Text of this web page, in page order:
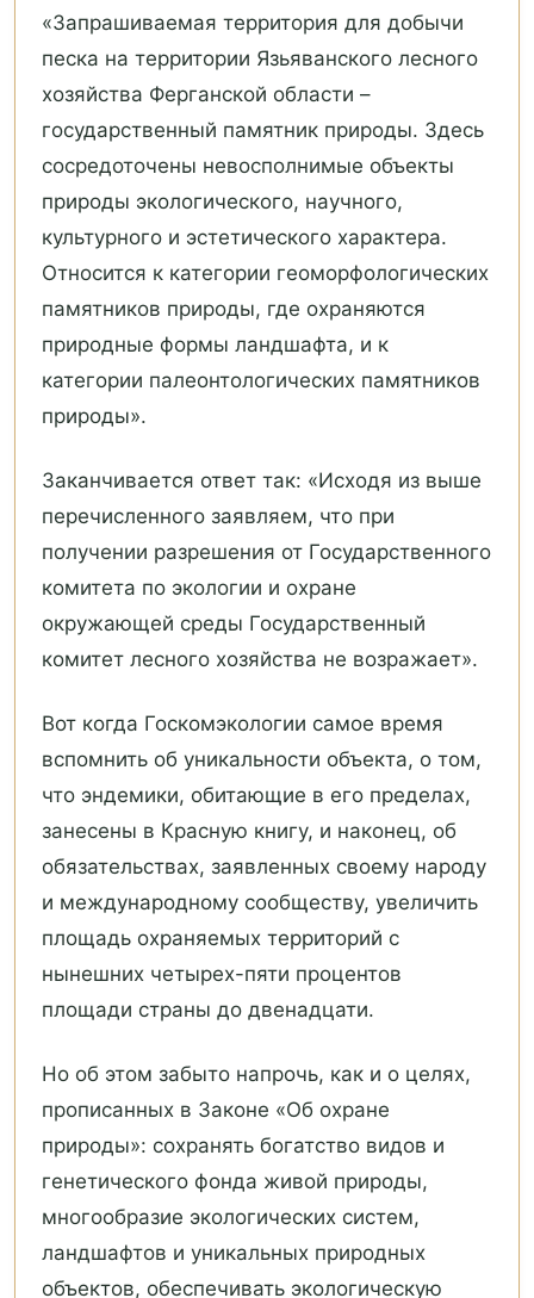
«Запрашиваемая территория для добычи
песка на территории Язьяванского лесного
хозяйства Ферганской области –
государственный памятник природы. Здесь
сосредоточены невосполнимые объекты
природы экологического, научного,
культурного и эстетического характера.
Относится к категории геоморфологических
памятников природы, где охраняются
природные формы ландшафта, и к
категории палеонтологических памятников
природы».
Заканчивается ответ так: «Исходя из выше
перечисленного заявляем, что при
получении разрешения от Государственного
комитета по экологии и охране
окружающей среды Государственный
комитет лесного хозяйства не возражает».
Вот когда Госкомэкологии самое время
вспомнить об уникальности объекта, о том,
что эндемики, обитающие в его пределах,
занесены в Красную книгу, и наконец, об
обязательствах, заявленных своему народу
и международному сообществу, увеличить
площадь охраняемых территорий с
нынешних четырех-пяти процентов
площади страны до двенадцати.
Но об этом забыто напрочь, как и о целях,
прописанных в Законе «Об охране
природы»: сохранять богатство видов и
генетического фонда живой природы,
многообразие экологических систем,
ландшафтов и уникальных природных
объектов, обеспечивать экологическую